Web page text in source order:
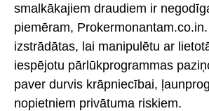
smalkākajiem draudiem ir
piemēram,
izstrādātas, lai manipulētu ar
iespējotu pārlūkprogrammas
paver durvis krāpniecībai,
nopietniem privātuma riskiem.